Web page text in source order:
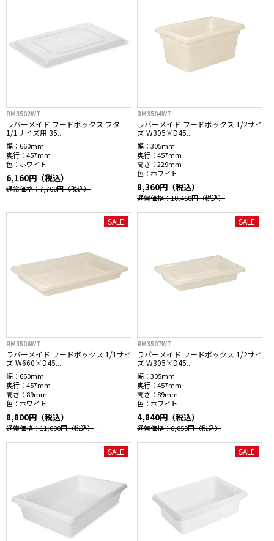
RM3502WT
ラバーメイド フードボックス フタ
1/1サイズ用 35...
幅： 660mm
奥行： 457mm
色： ホワイト
6,160円（税込）
通常価格：7,700円（税込）
RM3504WT
ラバーメイド フードボックス 1/2サイ
ズ W305×D45...
幅： 305mm
奥行： 457mm
高さ： 229mm
色： ホワイト
8,360円（税込）
通常価格：10,450円（税込）
SALE
RM3506WT
ラバーメイド フードボックス 1/1サイ
ズ W660×D45...
幅： 660mm
奥行： 457mm
高さ： 89mm
色： ホワイト
8,800円（税込）
通常価格：11,000円（税込）
SALE
RM3507WT
ラバーメイド フードボックス 1/2サイ
ズ W305×D45...
幅： 305mm
奥行： 457mm
高さ： 89mm
色： ホワイト
4,840円（税込）
通常価格：6,050円（税込）
SALE SALE